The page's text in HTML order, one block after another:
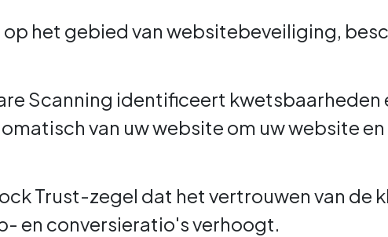
het gebied van websitebeveiliging,
Scanning identificeert
van uw website om uw website
Trust-zegel dat het vertrouwen van de
en conversieratio's verhoogt.